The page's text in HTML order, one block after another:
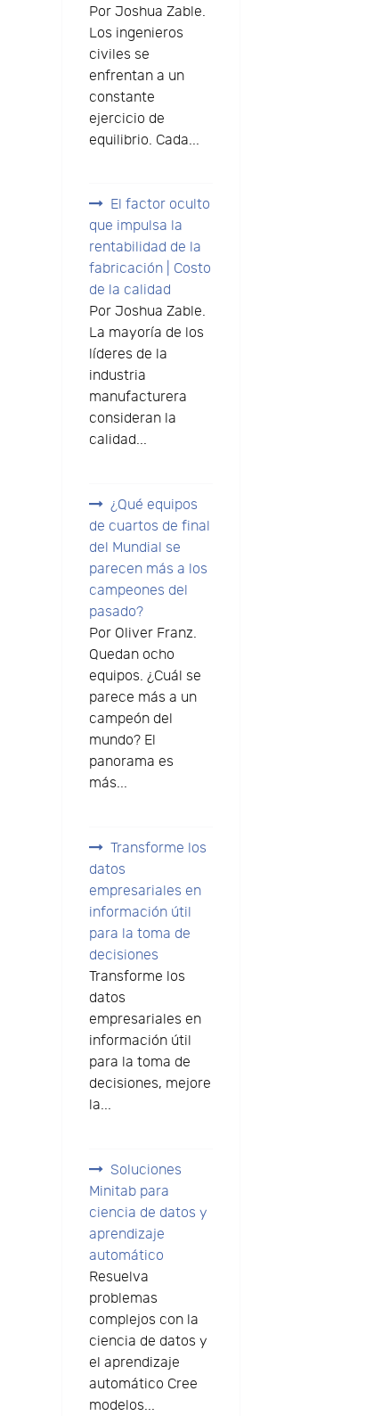
Por Joshua Zable.
Los ingenieros
civiles se
enfrentan a un
constante
ejercicio de
equilibrio. Cada...
El factor oculto
que impulsa la
rentabilidad de la
fabricación | Costo
de la calidad
Por Joshua Zable.
La mayoría de los
líderes de la
industria
manufacturera
consideran la
calidad...
¿Qué equipos
de cuartos de final
del Mundial se
parecen más a los
campeones del
pasado?
Por Oliver Franz.
Quedan ocho
equipos. ¿Cuál se
parece más a un
campeón del
mundo? El
panorama es
más...
Transforme los
datos
empresariales en
información útil
para la toma de
decisiones
Transforme los
datos
empresariales en
información útil
para la toma de
decisiones, mejore
la...
Soluciones
Minitab para
ciencia de datos y
aprendizaje
automático
Resuelva
problemas
complejos con la
ciencia de datos y
el aprendizaje
automático Cree
modelos...